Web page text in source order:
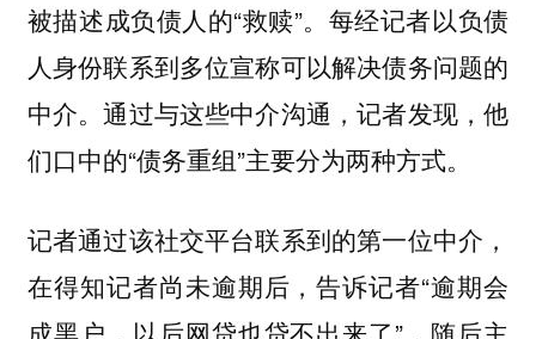
被描述成负债人的“救赎”。每经记者以负债
人身份联系到多位宣称可以解决债务问题的
中介。通过与这些中介沟通，记者发现，他
们口中的“债务重组”主要分为两种方式。
记者通过该社交平台联系到的第一位中介，
在得知记者尚未逾期后，告诉记者“逾期会
成黑户，以后网贷也贷不出来了”，随后主